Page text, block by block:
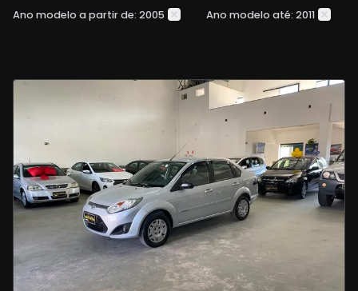
Ano modelo a partir de: 2005 Ano modelo até: 2011